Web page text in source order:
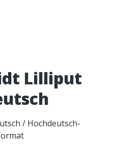
Lilliput
/ Hochdeutsch-